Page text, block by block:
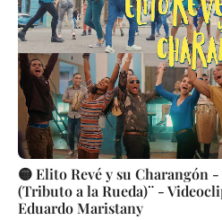
🟡 Elito Revé y su Charangón
(Tributo a la Rueda)¨ -
Eduardo Maristany